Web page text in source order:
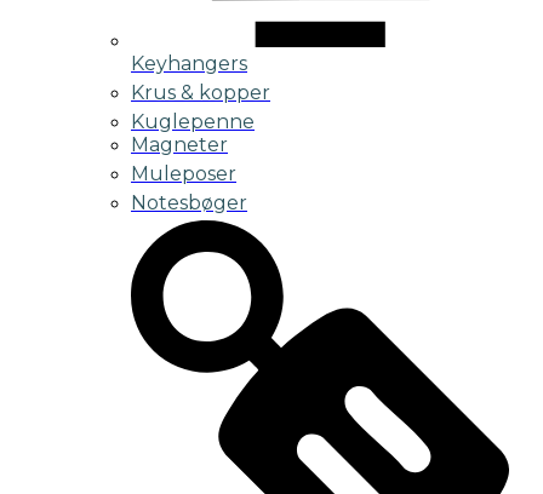
Keyhangers
Krus & kopper
Kuglepenne
Magneter
Muleposer
Notesbøger